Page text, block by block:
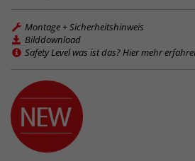
Montage + Sicherheitshinweis
Bilddownload
Safety Level was ist das? Hier mehr